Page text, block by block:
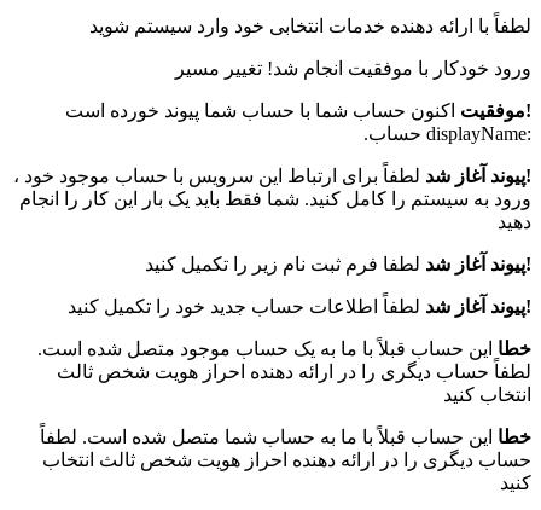
لطفاً با ارائه دهنده خدمات انتخابی خود وارد سیستم شوید
ورود خودکار با موفقیت انجام شد! تغییر مسیر
!موفقیت اکنون حساب شما با حساب شما پیوند خورده است
:displayName حساب.
!پیوند آغاز شد لطفاً برای ارتباط این سرویس با حساب موجود خود ،
ورود به سیستم را کامل کنید. شما فقط باید یک بار این کار را انجام
دهید
!پیوند آغاز شد لطفا فرم ثبت نام زیر را تکمیل کنید
!پیوند آغاز شد لطفاً اطلاعات حساب جدید خود را تکمیل کنید
خطا این حساب قبلاً با ما به یک حساب موجود متصل شده است.
لطفاً حساب دیگری را در ارائه دهنده احراز هویت شخص ثالث
انتخاب کنید
خطا این حساب قبلاً با ما به حساب شما متصل شده است. لطفاً
حساب دیگری را در ارائه دهنده احراز هویت شخص ثالث انتخاب
کنید